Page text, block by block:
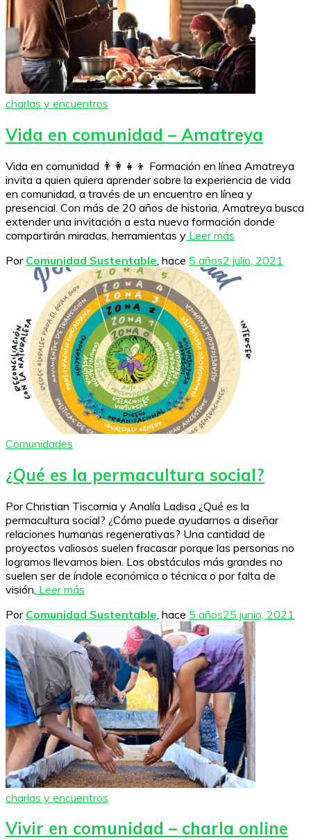
charlas y encuentros
Vida en comunidad – Amatreya
Vida en comunidad 👨‍👩‍👧‍👦 Formación en línea Amatreya
invita a quien quiera aprender sobre la experiencia de vida
en comunidad, a través de un encuentro en línea y
presencial. Con más de 20 años de historia, Amatreya busca
extender una invitación a esta nueva formación donde
compartirán miradas, herramientas y Leer más
Por Comunidad Sustentable , hace 5 años2 julio, 2021
Comunidades
¿Qué es la permacultura social?
Por Christian Tiscornia y Analía Ladisa ¿Qué es la
permacultura social? ¿Cómo puede ayudarnos a diseñar
relaciones humanas regenerativas? Una cantidad de
proyectos valiosos suelen fracasar porque las personas no
logramos llevarnos bien. Los obstáculos más grandes no
suelen ser de índole económica o técnica o por falta de
visión, Leer más
Por Comunidad Sustentable , hace 5 años25 junio, 2021
charlas y encuentros
Vivir en comunidad – charla online